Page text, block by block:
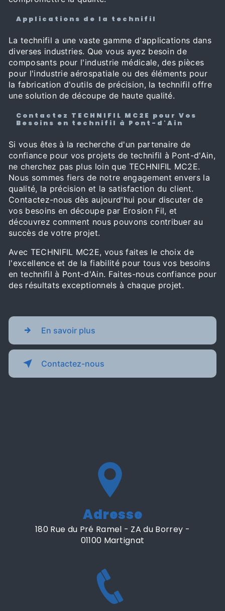
Applications de la technifil
La technifil a une vaste gamme d'applications dans
diverses industries. Que vous ayez besoin de
composants pour l'industrie médicale, des pièces
pour l'industrie aérospatiale ou des éléments pour
la fabrication d'outils de précision, la technifil offre
une solution de découpe de haute qualité.
Contactez TECHNIFIL MC2E pour Vos
Besoins en technifil à Pont-d'Ain
Si vous êtes à la recherche d'un partenaire de
confiance pour vos projets de technifil à Pont-d'Ain,
ne cherchez pas plus loin que TECHNIFIL MC2E.
Nous sommes fiers de notre engagement envers la
qualité, la précision et la satisfaction du client.
Contactez-nous dès aujourd'hui pour discuter de
vos besoins en découpe par Erosion Fil, et
découvrez comment nous pouvons contribuer au
succès de votre projet.
Avec TECHNIFIL MC2E, vous faites le choix de
l'excellence et de la fiabilité pour tous vos besoins
en technifil à Pont-d'Ain. Faites-nous confiance pour
des résultats exceptionnels à chaque projet.
En savoir plus
Contactez-nous
Adresse
180 Rue du Pré Ramel - ZA du Borrey -
01100 Martignat